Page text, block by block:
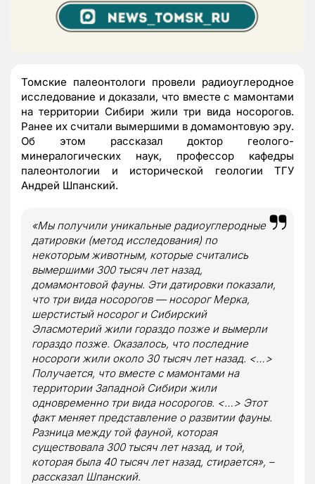
Томские палеонтологи провели радиоуглеродное
исследование и доказали, что вместе с мамонтами
на территории Сибири жили три вида носорогов.
Ранее их считали вымершими в домамонтовую эру.
Об этом рассказал доктор геолого-
минералогических наук, профессор кафедры
палеонтологии и исторической геологии ТГУ
Андрей Шпанский.
«Мы получили уникальные радиоуглеродные
датировки (метод исследования) по
некоторым животным, которые считались
вымершими 300 тысяч лет назад,
домамонтовой фауны. Эти датировки показали,
что три вида носорогов — носорог Мерка,
шерстистый носорог и Сибирский
Эласмотерий жили гораздо позже и вымерли
гораздо позже. Оказалось, что последние
носороги жили около 30 тысяч лет назад. <…>
Получается, что вместе с мамонтами на
территории Западной Сибири жили
одновременно три вида носорогов. <…> Этот
факт меняет представление о развитии фауны.
Разница между той фауной, которая
существовала 300 тысяч лет назад, и той,
которая была 40 тысяч лет назад, стирается», –
рассказал Шпанский.